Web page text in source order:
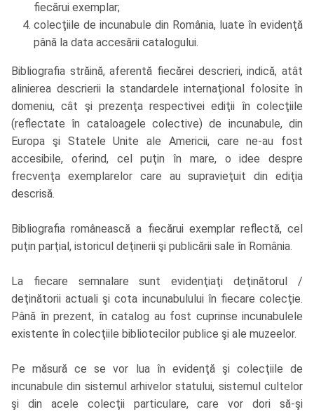
fiecărui exemplar;
colecţiile de incunabule din România, luate în evidenţă
până la data accesării catalogului.
Bibliografia străină, aferentă fiecărei descrieri, indică, atât
alinierea descrierii la standardele internaţional folosite în
domeniu, cât şi prezenţa respectivei ediţii în colecţiile
(reflectate în cataloagele colective) de incunabule, din
Europa şi Statele Unite ale Americii, care ne-au fost
accesibile, oferind, cel puţin în mare, o idee despre
frecvenţa exemplarelor care au supravieţuit din ediţia
descrisă.
Bibliografia românească a fiecărui exemplar reflectă, cel
puţin parţial, istoricul deţinerii şi publicării sale în România.
La fiecare semnalare sunt evidenţiaţi deţinătorul /
deţinătorii actuali şi cota incunabulului în fiecare colecţie.
Până în prezent, în catalog au fost cuprinse incunabulele
existente în colecţiile bibliotecilor publice şi ale muzeelor.
Pe măsură ce se vor lua în evidenţă şi colecţiile de
incunabule din sistemul arhivelor statului, sistemul cultelor
şi din acele colecţii particulare, care vor dori să-şi